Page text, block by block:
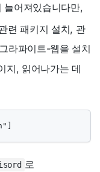
늘어져있습니다만,
련 패키지 설치, 관
라파이트-웹을 설치
지, 읽어나가는 데
로